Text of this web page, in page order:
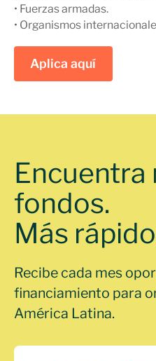
• Fuerzas armadas.
• Organismos
Aplica aquí
Encuentra
fondos.
Más
Recibe cada mes
financiamiento para
América Latina.